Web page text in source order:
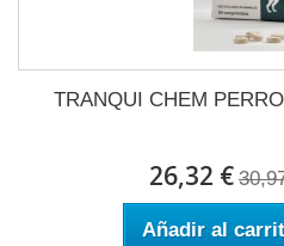
TRANQUI CHEM
26,32 €
Añadir al